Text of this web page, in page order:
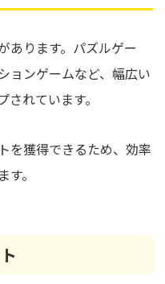
あります。パズルゲー
ョンゲームなど、幅広い
れています。
を獲得できるため、効率
。